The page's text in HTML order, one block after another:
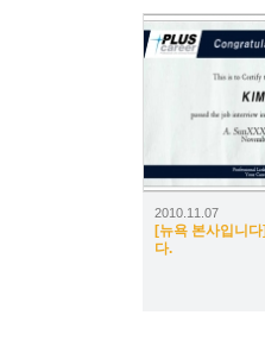
4054
2010.11.07
[뉴욕 본사입니
다.